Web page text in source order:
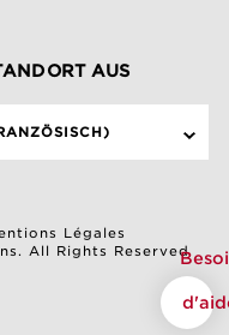
AUS
Légales
All Rights Reserved